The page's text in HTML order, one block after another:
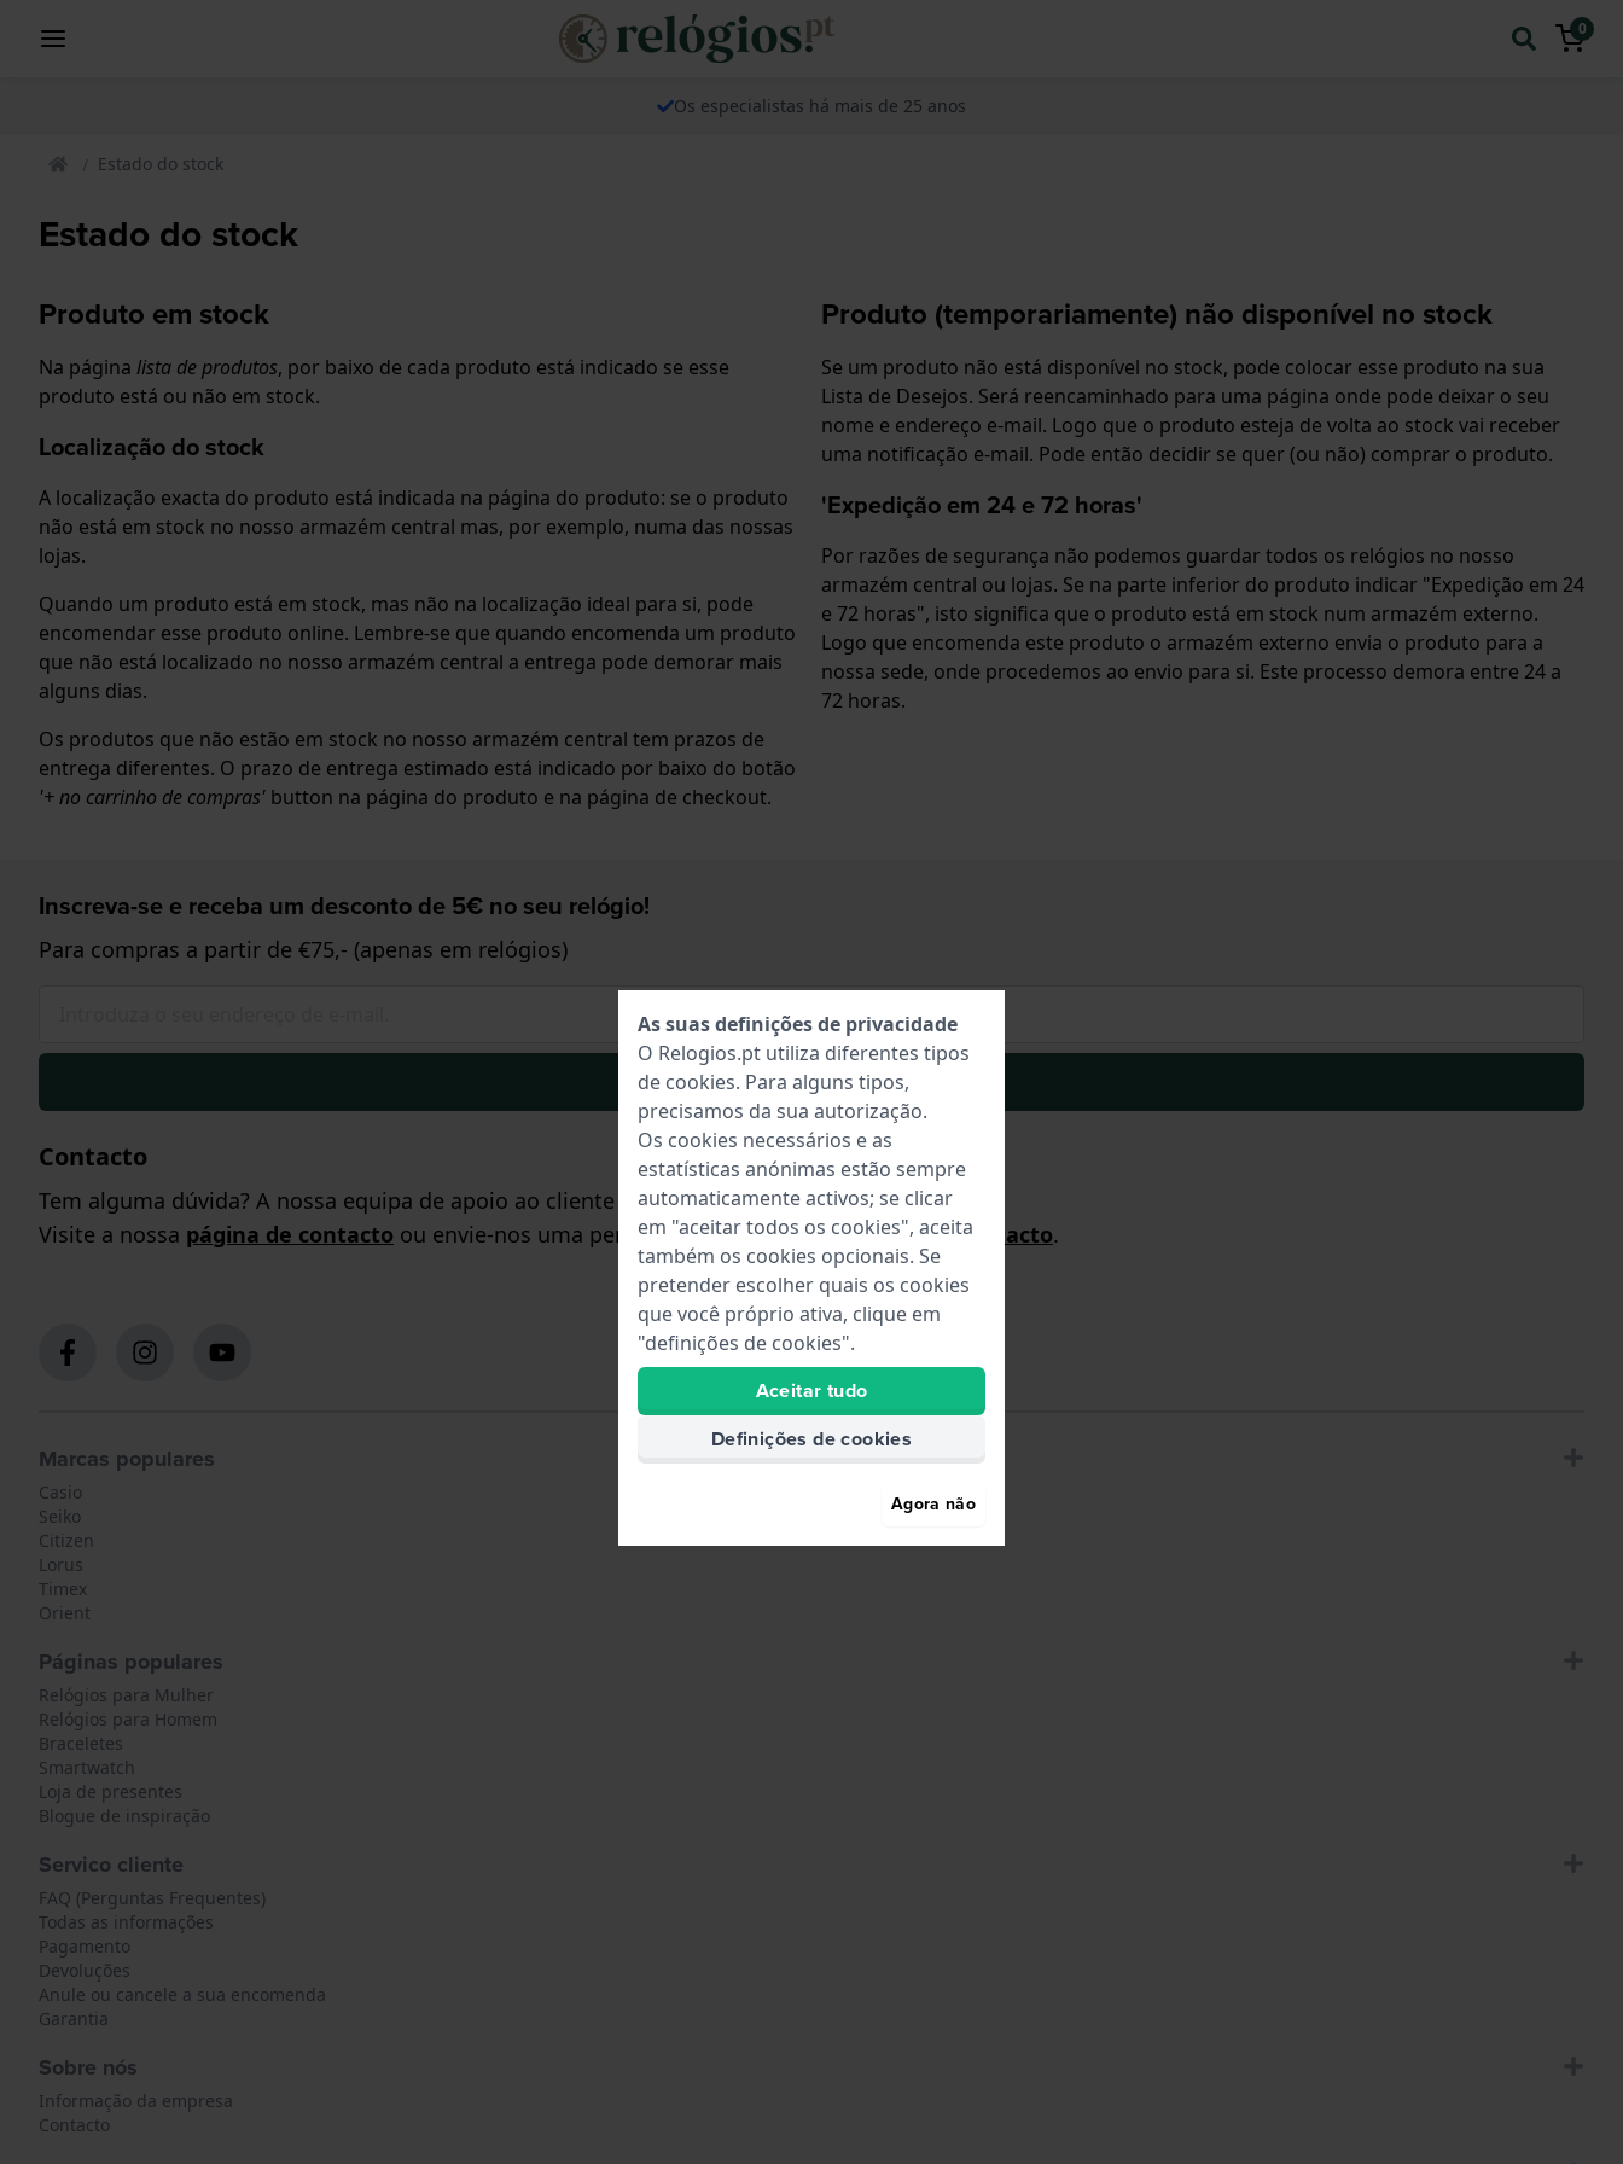
0
Os especialistas há mais de 25 anos
Estado do stock
Estado do stock
Produto em stock
Na página lista de produtos, por baixo de cada produto está indicado se esse
produto está ou não em stock.
Localização do stock
A localização exacta do produto está indicada na página do produto: se o produto
não está em stock no nosso armazém central mas, por exemplo, numa das nossas
lojas.
Quando um produto está em stock, mas não na localização ideal para si, pode
encomendar esse produto online. Lembre-se que quando encomenda um produto
que não está localizado no nosso armazém central a entrega pode demorar mais
alguns dias.
Os produtos que não estão em stock no nosso armazém central tem prazos de
entrega diferentes. O prazo de entrega estimado está indicado por baixo do botão
'+ no carrinho de compras' button na página do produto e na página de checkout.
Produto (temporariamente) não disponível no stock
Se um produto não está disponível no stock, pode colocar esse produto na sua
Lista de Desejos. Será reencaminhado para uma página onde pode deixar o seu
nome e endereço e-mail. Logo que o produto esteja de volta ao stock vai receber
uma notificação e-mail. Pode então decidir se quer (ou não) comprar o produto.
'Expedição em 24 e 72 horas'
Por razões de segurança não podemos guardar todos os relógios no nosso
armazém central ou lojas. Se na parte inferior do produto indicar "Expedição em 24
e 72 horas", isto significa que o produto está em stock num armazém externo.
Logo que encomenda este produto o armazém externo envia o produto para a
nossa sede, onde procedemos ao envio para si. Este processo demora entre 24 a
72 horas.
Inscreva-se e receba um desconto de 5€ no seu relógio!
Para compras a partir de €75,- (apenas em relógios)
Inscrever-se
Contacto
Tem alguma dúvida? A nossa equipa de apoio ao cliente terá todo o prazer em ajudá-lo!
Visite a nossa página de contacto ou envie-nos uma pergunta através do formulário de contacto.
Marcas populares
Casio
Seiko
Citizen
Lorus
Timex
Orient
Páginas populares
Relógios para Mulher
Relógios para Homem
Braceletes
Smartwatch
Loja de presentes
Blogue de inspiração
Servico cliente
FAQ (Perguntas Frequentes)
Todas as informações
Pagamento
Devoluções
Anule ou cancele a sua encomenda
Garantia
Sobre nós
Informação da empresa
Contacto
As suas definições de privacidade
O Relogios.pt utiliza diferentes tipos
de cookies. Para alguns tipos,
precisamos da sua autorização.
Os cookies necessários e as
estatísticas anónimas estão sempre
automaticamente activos; se clicar
em "aceitar todos os cookies", aceita
também os cookies opcionais. Se
pretender escolher quais os cookies
que você próprio ativa, clique em
"definições de cookies".
Aceitar tudo
Definições de cookies
Agora não